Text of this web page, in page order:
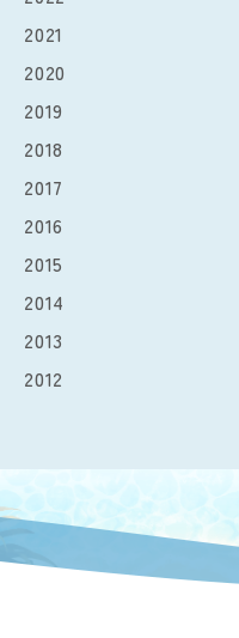
2021
2020
2019
2018
2017
2016
2015
2014
2013
2012